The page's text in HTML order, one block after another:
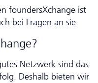
foundersXchange ist
bei Fragen an sie.
Netzwerk sind das
Deshalb bieten wir